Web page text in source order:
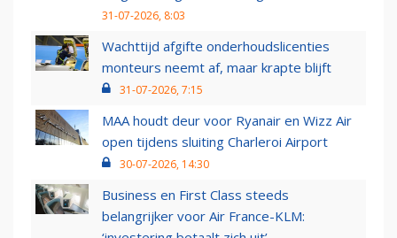
31-07-2026, 8:03
Wachttijd afgifte onderhoudslicenties
monteurs neemt af, maar krapte blijft
31-07-2026, 7:15
MAA houdt deur voor Ryanair en Wizz Air
open tijdens sluiting Charleroi Airport
30-07-2026, 14:30
Business en First Class steeds
belangrijker voor Air France-KLM: